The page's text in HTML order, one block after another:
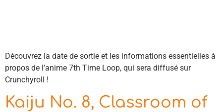
Découvrez la date de sortie et les informations essentielles à
propos de l’anime 7th Time Loop, qui sera diffusé sur
Crunchyroll !
Kaiju No. 8, Classroom of